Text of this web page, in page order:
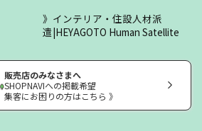
インテリア・住設人材派
遣|HEYAGOTO Human Satellite
販売店のみなさまへ
SHOPNAVIへの掲載希望
集客にお困りの方はこちら 》